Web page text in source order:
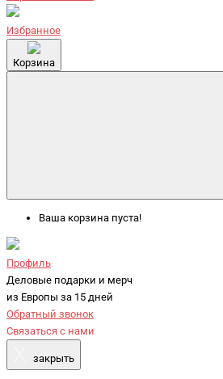
Избранное
Корзина
Ваша корзина пуста!
Профиль
Деловые подарки и мерч
из Европы за 15 дней
Обратный звонок
Связаться с нами
закрыть